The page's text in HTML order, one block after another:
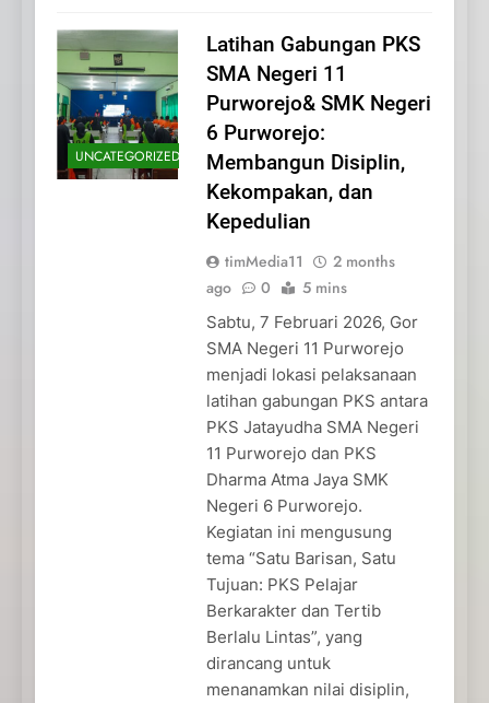
UNCATEGORIZED
Latihan Gabungan PKS
SMA Negeri 11
Purworejo& SMK Negeri
6 Purworejo:
Membangun Disiplin,
Kekompakan, dan
Kepedulian
timMedia11
2 months
ago
0 5 mins
Sabtu, 7 Februari 2026, Gor
SMA Negeri 11 Purworejo
menjadi lokasi pelaksanaan
latihan gabungan PKS antara
PKS Jatayudha SMA Negeri
11 Purworejo dan PKS
Dharma Atma Jaya SMK
Negeri 6 Purworejo.
Kegiatan ini mengusung
tema “Satu Barisan, Satu
Tujuan: PKS Pelajar
Berkarakter dan Tertib
Berlalu Lintas”, yang
dirancang untuk
menanamkan nilai disiplin,